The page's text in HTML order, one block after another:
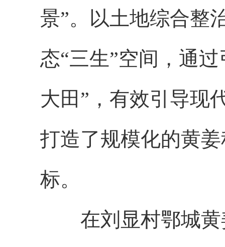
景”。以土地综合整
态“三生”空间，通
大田”，有效引导现
打造了规模化的黄
标。
在刘显村鄂城黄